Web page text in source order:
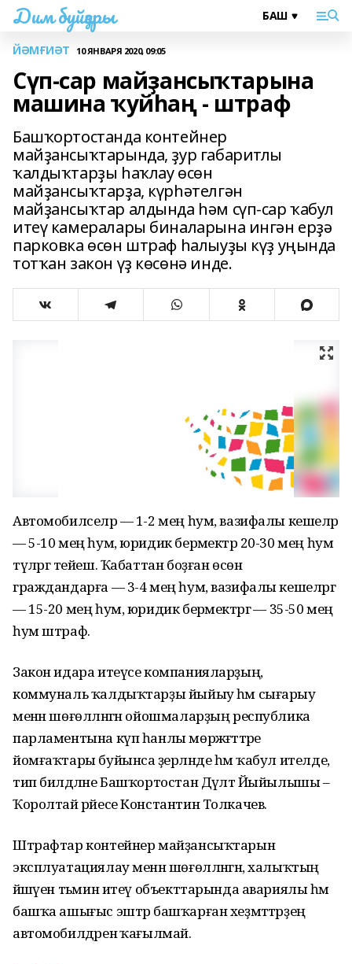
Дим буйҙары
ЙӘМҒИӘТ 10 ЯНВАРЯ 2020, 09:05
Сүп-сар майҙансыҡтарына
машина ҡуйһаң - штраф
Башҡортостанда контейнер
майҙансыҡтарында, ҙур габаритлы
ҡалдыҡтарҙы һаҡлау өсөн
майҙансыҡтарҙа, күрһәтелгән
майҙансыҡтар алдында һәм сүп-сар ҡабул
итеү камералары биналарына ингән ерҙә
парковка өсөн штраф һалыуҙы күҙ уңында
тотҡан закон үҙ көсөнә инде.
Автомобилселәр — 1-2 мең һум, вазифалы кешеләр
— 5-10 мең һум, юридик берәмектәр 20-30 мең һум
түләргә тейеш. Ҡабаттан боҙған өсөн
граждандарға — 3-4 мең һум, вазифалы кешеләргә
— 15-20 мең һум, юридик берәмектәргә — 35-50 мең
һум штраф.
Закон идара итеүсе компанияларҙың,
коммуналь ҡалдыҡтарҙы йыйыу һәм сығарыу
менән шөғөлләнгән ойошмаларҙың республика
парламентына күп һанлы мөрәжәғәттәре
йомғаҡтары буйынса әҙерләнде һәм ҡабул ителде,
тип билдәләне Башҡортостан Дәүләт Йыйылышы –
Ҡоролтай рәйесе Константин Толкачев.
Штрафтар контейнер майҙансыҡтарын
эксплуатациялау менән шөғөлләнгән, халыҡтың
йәшәүен тәьмин итеү объекттарында авариялы һәм
башҡа ашығыс эштәр башҡарған хеҙмәттәрҙең
автомобилдәренә ҡағылмай.